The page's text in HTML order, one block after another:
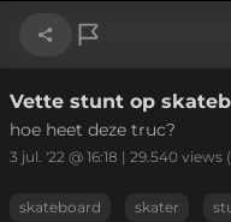
Link kopiëren
Vette stunt op
hoe heet deze truc?
3 jul. '22 @ 16:18 | 29.540 views
skateboard skater